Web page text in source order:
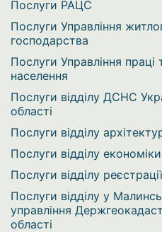
Послуги РАЦС
Послуги Управління
господарства
Послуги Управління праці
населення
Послуги відділу ДСНС
області
Послуги відділу
Послуги відділу економіки
Послуги відділу реєстрації
Послуги відділу у
управління
області